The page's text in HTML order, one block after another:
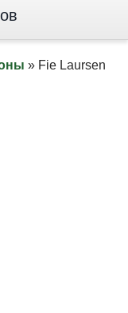
» Fie Lаursen